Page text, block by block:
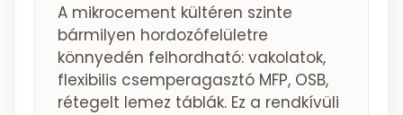
A mikrocement kültéren szinte
bármilyen hordozófelületre
könnyedén felhordható: vakolatok,
flexibilis csemperagasztó MFP, OSB,
rétegelt lemez táblák. Ez a rendkívüli